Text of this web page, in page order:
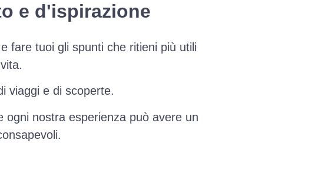
e d'ispirazione
fare tuoi gli spunti che ritieni più utili
viaggi e di scoperte.
ogni nostra esperienza può avere un